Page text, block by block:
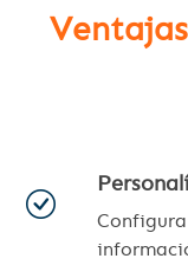
Ventajas